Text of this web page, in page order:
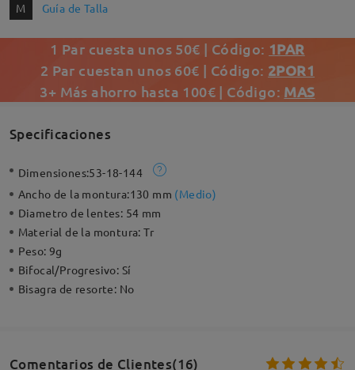
M Guía de Talla
1 Par cuesta unos 50€ | Código: 1PAR
2 Par cuestan unos 60€ | Código: 2POR1
3+ Más ahorro hasta 100€ | Código: MAS
Specificaciones
Dimensiones:53-18-144
Ancho de la montura:130 mm (Medio)
Diametro de lentes: 54 mm
Material de la montura:Tr
Peso: 9g
Bifocal/Progresivo: Sí
Bisagra de resorte: No
Comentarios de Clientes(16)